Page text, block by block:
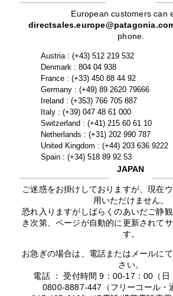
European customers can
phone.
Austria : (+43) 512 219 532
Denmark : 804 04 938
France : (+33) 450 88 44 92
Germany : (+49) 89 2620 79666
Ireland : (+353) 766 705 887
Italy : (+39) 047 48 61 000
Switzerland : (+41) 215 60 61 10
Netherlands : (+31) 202 990 787
United Kingdom : (+44) 203 636 9222
Spain : (+34) 518 89 92 53
JAPAN
ご迷惑をお掛けしておりますが、現在
用いただけません。
恐れ入りますがしばらくのあいだご静
き次第、ページが自動的に更新されて
す。
お急ぎの場合は、電話またはメールに
さい。
電話 ： 受付時間 9：00-17：00（日
0800-8887-447（フリーコール・